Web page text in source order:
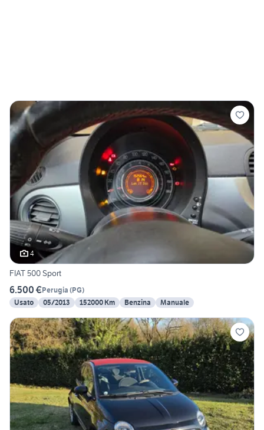
4
FIAT 500 Sport
6.500 €Perugia (PG)
Usato
05/2013 152000 Km Benzina Manuale